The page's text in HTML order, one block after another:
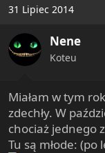
31 Lipiec 2014
Nene
Koteu
Miałam w tym
zdechły. W
chociaż jednego
Tu są młode: